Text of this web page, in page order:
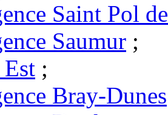
Saint Pol
Saumur ;
;
Bray-Dunes